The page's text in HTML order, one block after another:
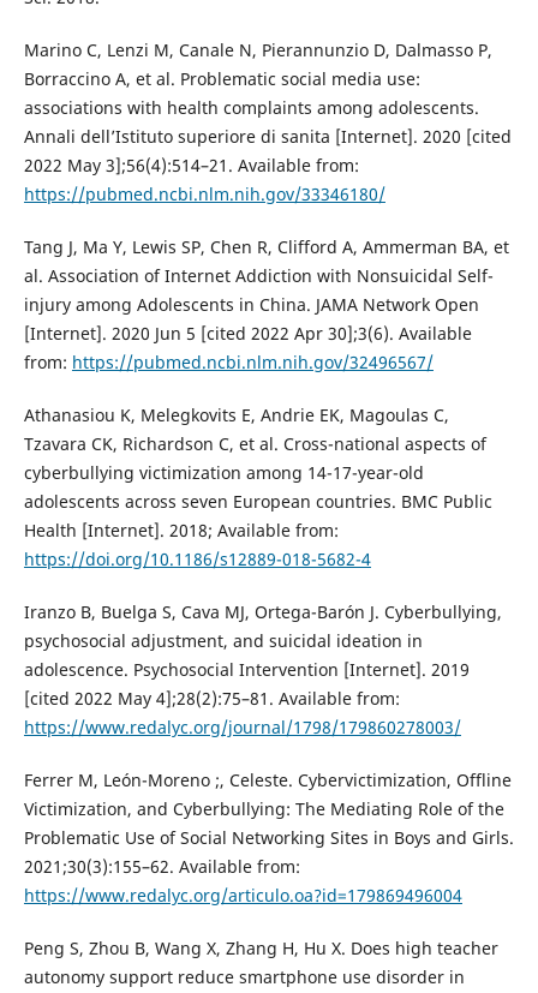
Marino C, Lenzi M, Canale N, Pierannunzio D, Dalmasso P,
Borraccino A, et al. Problematic social media use:
associations with health complaints among adolescents.
Annali dell’Istituto superiore di sanita [Internet]. 2020 [cited
2022 May 3];56(4):514–21. Available from:
https://pubmed.ncbi.nlm.nih.gov/33346180/
Tang J, Ma Y, Lewis SP, Chen R, Clifford A, Ammerman BA, et
al. Association of Internet Addiction with Nonsuicidal Self-
injury among Adolescents in China. JAMA Network Open
[Internet]. 2020 Jun 5 [cited 2022 Apr 30];3(6). Available
from: https://pubmed.ncbi.nlm.nih.gov/32496567/
Athanasiou K, Melegkovits E, Andrie EK, Magoulas C,
Tzavara CK, Richardson C, et al. Cross-national aspects of
cyberbullying victimization among 14-17-year-old
adolescents across seven European countries. BMC Public
Health [Internet]. 2018; Available from:
https://doi.org/10.1186/s12889-018-5682-4
Iranzo B, Buelga S, Cava MJ, Ortega-Barón J. Cyberbullying,
psychosocial adjustment, and suicidal ideation in
adolescence. Psychosocial Intervention [Internet]. 2019
[cited 2022 May 4];28(2):75–81. Available from:
https://www.redalyc.org/journal/1798/179860278003/
Ferrer M, León-Moreno ;, Celeste. Cybervictimization, Offline
Victimization, and Cyberbullying: The Mediating Role of the
Problematic Use of Social Networking Sites in Boys and Girls.
2021;30(3):155–62. Available from:
https://www.redalyc.org/articulo.oa?id=179869496004
Peng S, Zhou B, Wang X, Zhang H, Hu X. Does high teacher
autonomy support reduce smartphone use disorder in